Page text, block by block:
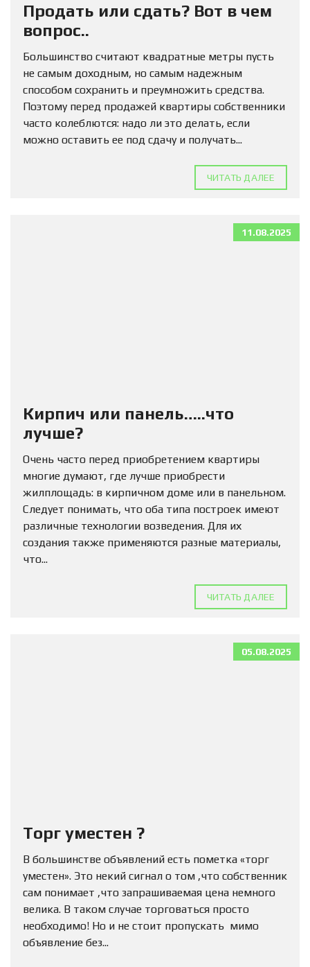
Продать или сдать? Вот в чем
вопрос..
Большинство считают квадратные метры пусть
не самым доходным, но самым надежным
способом сохранить и преумножить средства.
Поэтому перед продажей квартиры собственники
часто колеблются: надо ли это делать, если
можно оставить ее под сдачу и получать...
ЧИТАТЬ ДАЛЕЕ
11.08.2025
Кирпич или панель…..что
лучше?
Очень часто перед приобретением квартиры
многие думают, где лучше приобрести
жилплощадь: в кирпичном доме или в панельном.
Следует понимать, что оба типа построек имеют
различные технологии возведения. Для их
создания также применяются разные материалы,
что...
ЧИТАТЬ ДАЛЕЕ
05.08.2025
Торг уместен ?
В большинстве объявлений есть пометка «торг
уместен». Это некий сигнал о том ,что собственник
сам понимает ,что запрашиваемая цена немного
велика. В таком случае торговаться просто
необходимо! Но и не стоит пропускать мимо
объявление без...